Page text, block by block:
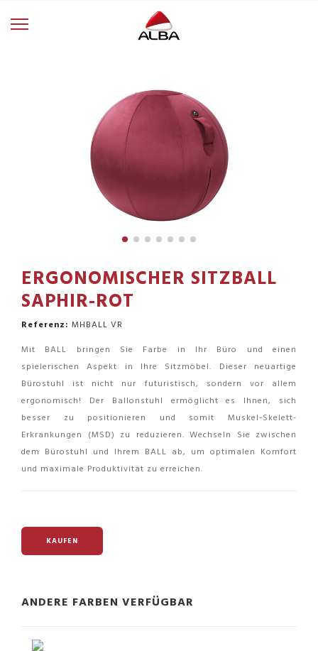
ERGONOMISCHER SITZBALL
SAPHIR-ROT
Referenz: MHBALL VR
Mit BALL bringen Sie Farbe in Ihr Büro und einen
spielerischen Aspekt in Ihre Sitzmöbel. Dieser neuartige
Bürostuhl ist nicht nur futuristisch, sondern vor allem
ergonomisch! Der Ballonstuhl ermöglicht es Ihnen, sich
besser zu positionieren und somit Muskel-Skelett-
Erkrankungen (MSD) zu reduzieren. Wechseln Sie zwischen
dem Bürostuhl und Ihrem BALL ab, um optimalen Komfort
und maximale Produktivität zu erreichen.
KAUFEN
ANDERE FARBEN VERFÜGBAR